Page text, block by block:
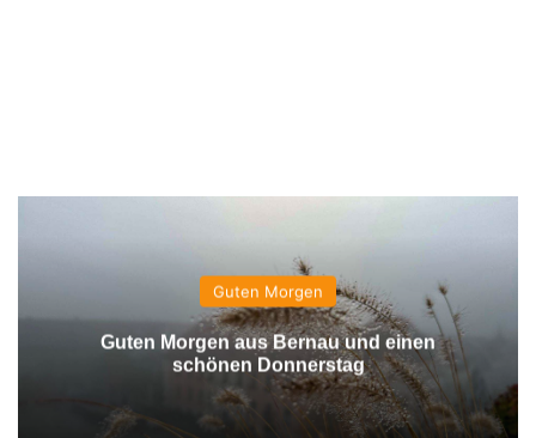
Guten Morgen
Guten Morgen aus Bernau und einen
schönen Donnerstag